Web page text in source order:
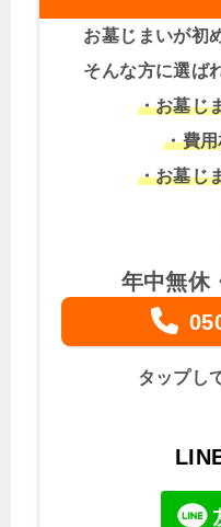
お墓じまいが初
そんな方に選ば
・お墓じ
・費
・お墓じ
年中無休
タップし